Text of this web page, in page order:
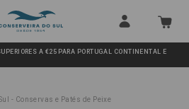
A €25 PARA PORTUGAL CONTINENTAL E
- Conservas e Patés de Peixe